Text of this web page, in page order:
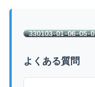
よくある質問